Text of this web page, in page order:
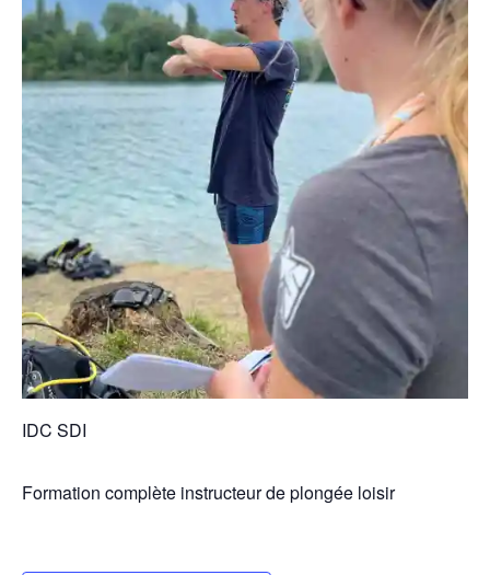
IDC SDI
Formation complète instructeur de plongée loisir